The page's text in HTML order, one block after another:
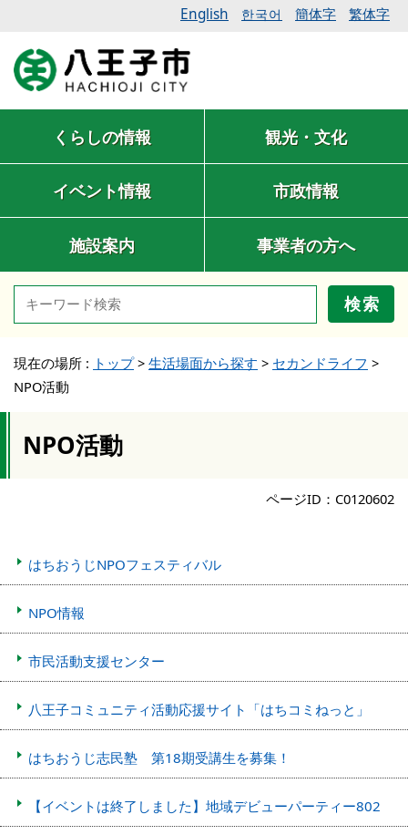
English 한국어 簡体字 繁体字
くらしの情報 観光・文化
イベント情報 市政情報
施設案内 事業者の方へ
検索
現在の場所 : トップ> 生活場面から探す > セカンドライフ >
NPO活動
NPO活動
ページID：C0120602
はちおうじNPOフェスティバル
NPO情報
市民活動支援センター
八王子コミュニティ活動応援サイト「はちコミねっと」
はちおうじ志民塾 第18期受講生を募集！
【イベントは終了しました】地域デビューパーティー802